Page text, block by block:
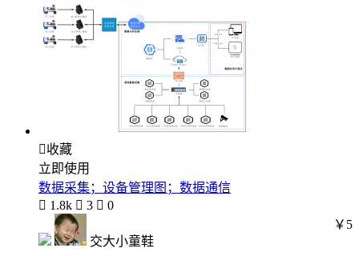
收藏
立即使用
数据采集；设备管理图；数据通信
 1.8k  3  0
交大小童鞋
￥5